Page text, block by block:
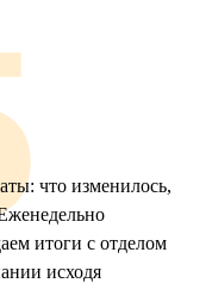
что изменилось,
итоги с отделом
исходя